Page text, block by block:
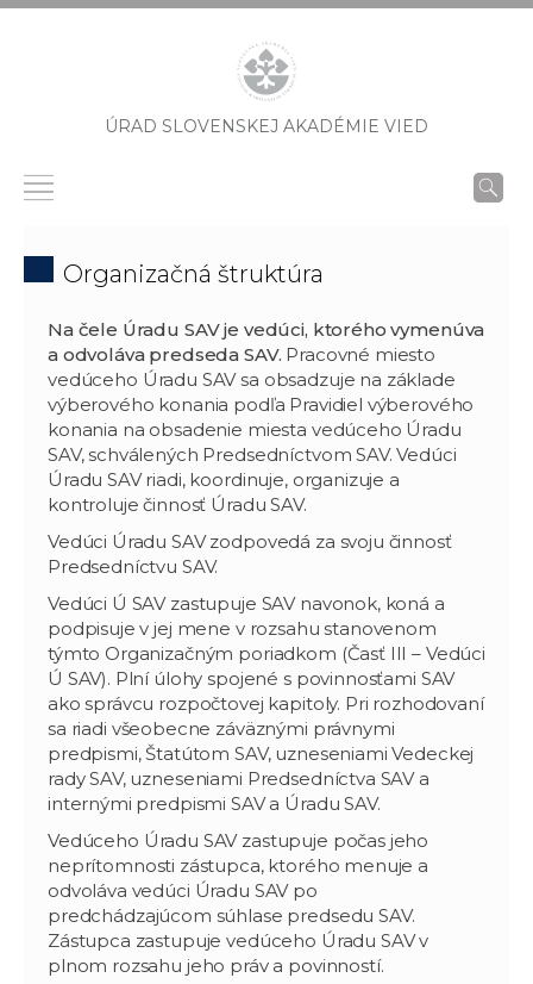
ÚRAD SLOVENSKEJ AKADÉMIE VIED
Organizačná štruktúra
Na čele Úradu SAV je vedúci, ktorého vymenúva
a odvoláva predseda SAV. Pracovné miesto
vedúceho Úradu SAV sa obsadzuje na základe
výberového konania podľa Pravidiel výberového
konania na obsadenie miesta vedúceho Úradu
SAV, schválených Predsedníctvom SAV. Vedúci
Úradu SAV riadi, koordinuje, organizuje a
kontroluje činnosť Úradu SAV.
Vedúci Úradu SAV zodpovedá za svoju činnosť
Predsedníctvu SAV.
Vedúci Ú SAV zastupuje SAV navonok, koná a
podpisuje v jej mene v rozsahu stanovenom
týmto Organizačným poriadkom (Časť III – Vedúci
Ú SAV). Plní úlohy spojené s povinnosťami SAV
ako správcu rozpočtovej kapitoly. Pri rozhodovaní
sa riadi všeobecne záväznými právnymi
predpismi, Štatútom SAV, uzneseniami Vedeckej
rady SAV, uzneseniami Predsedníctva SAV a
internými predpismi SAV a Úradu SAV.
Vedúceho Úradu SAV zastupuje počas jeho
neprítomnosti zástupca, ktorého menuje a
odvoláva vedúci Úradu SAV po
predchádzajúcom súhlase predsedu SAV.
Zástupca zastupuje vedúceho Úradu SAV v
plnom rozsahu jeho práv a povinností.